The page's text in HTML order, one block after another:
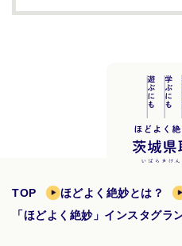
TOP ほどよく絶妙とは？
「ほどよく絶妙」インスタグラ